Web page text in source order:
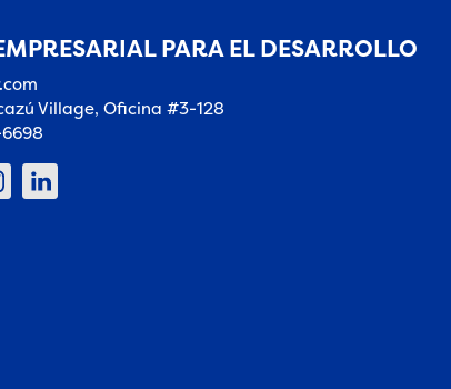
PARA EL DESARROLLO
Village, Oficina #3-128